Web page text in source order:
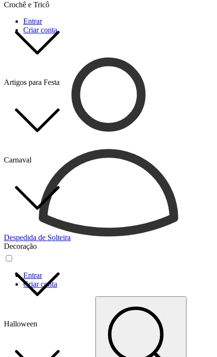
Crochê e Tricô
Artigos para Festa
Carnaval
Despedida de Solteira
Decoração
Halloween
Entrar
Criar conta
Entrar
Criar conta